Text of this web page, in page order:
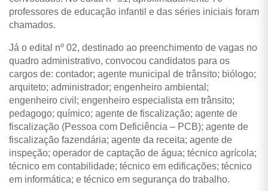
professores de educação infantil e das séries iniciais foram
chamados.
Já o edital nº 02, destinado ao preenchimento de vagas no
quadro administrativo, convocou candidatos para os
cargos de: contador; agente municipal de trânsito; biólogo;
arquiteto; administrador; engenheiro ambiental;
engenheiro civil; engenheiro especialista em trânsito;
pedagogo; químico; agente de fiscalização; agente de
fiscalização (Pessoa com Deficiência – PCB); agente de
fiscalização fazendária; agente da receita; agente de
inspeção; operador de captação de água; técnico agrícola;
técnico em contabilidade; técnico em edificações; técnico
em informática; e técnico em segurança do trabalho.